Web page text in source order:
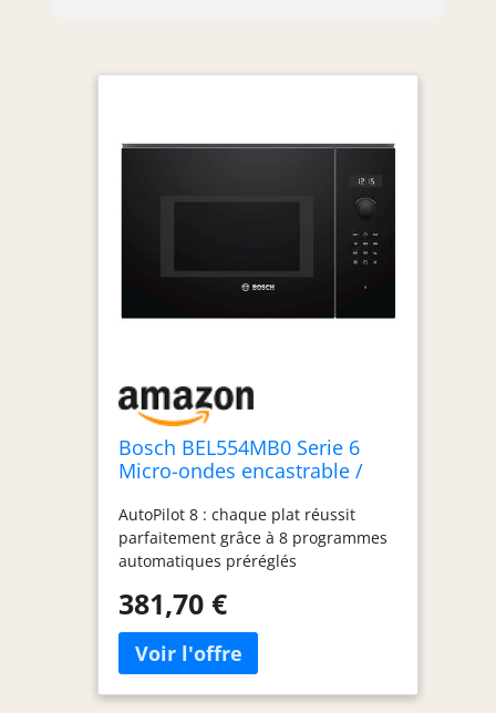
Bosch BEL554MB0 Serie 6
Micro-ondes encastrable /
31,5 cm/Butée de porte
gauche/noir/AutoPilot 8 /
fonction grill
AutoPilot 8 : chaque plat réussit
parfaitement grâce à 8 programmes
automatiques préréglés
blanc : utilisation facile grâce à un
accès direct aux fonctions
temporelles Fonction barbecue :
facile et rapide pour un résultat
parfait grâce à un gril puissant
381,70 €